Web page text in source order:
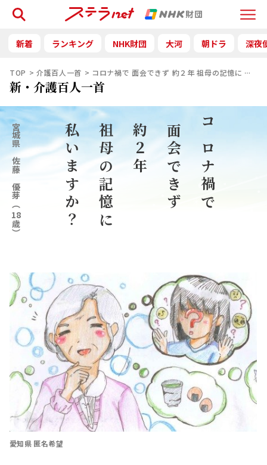
Menu
検索
新着 ランキング NHK財団 大河 朝ドラ 深夜
TOP 介護百人一首 コロナ禍で 面会できず 約２年 祖母の記憶に 私い
新・介護百人一首
コロナ禍で
面会できず
約２年
祖母の記憶に
私いますか？
宮城県
佐藤 優芽
（
18
歳）
愛知県 匿名希望